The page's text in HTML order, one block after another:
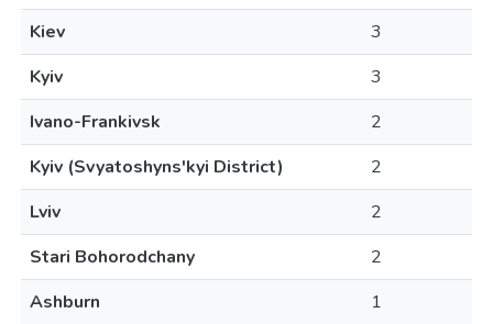
Kiev
3
Kyiv
3
Ivano-Frankivsk
2
Kyiv (Svyatoshyns'kyi District)
2
Lviv
2
Stari Bohorodchany
2
Ashburn
1